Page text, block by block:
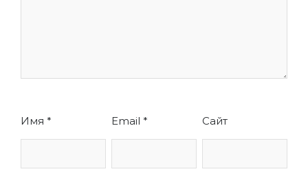
Имя * Email * Сайт